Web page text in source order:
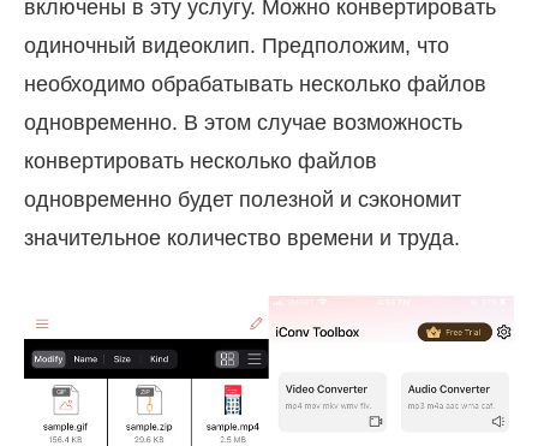
включены в эту услугу. Можно конвертировать
одиночный видеоклип. Предположим, что
необходимо обрабатывать несколько файлов
одновременно. В этом случае возможность
конвертировать несколько файлов
одновременно будет полезной и сэкономит
значительное количество времени и труда.